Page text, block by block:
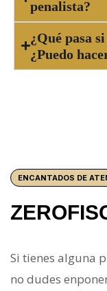
penalista?
¿Qué pasa
¿Puedo
ENCANTADOS DE
Si tienes alguna
no dudes